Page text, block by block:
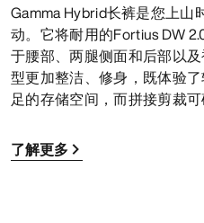
Gamma Hybrid长裤是您上
动。它将耐用的Fortius DW
于腰部、两腿侧面和后部以
型更加整洁、修身，既体验
足的存储空间，而拼接剪裁可
了解更多